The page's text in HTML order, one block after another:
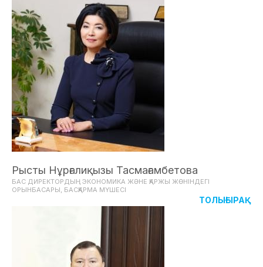
Рысты Нұрғалиқызы Тасмағамбетова
БАС ДИРЕКТОРДЫҢ ЭКОНОМИКА ЖӘНЕ ҚАРЖЫ ЖӨНІНДЕГІ
ОРЫНБАСАРЫ, БАСҚАРМА МҮШЕСІ
ТОЛЫҒЫРАҚ